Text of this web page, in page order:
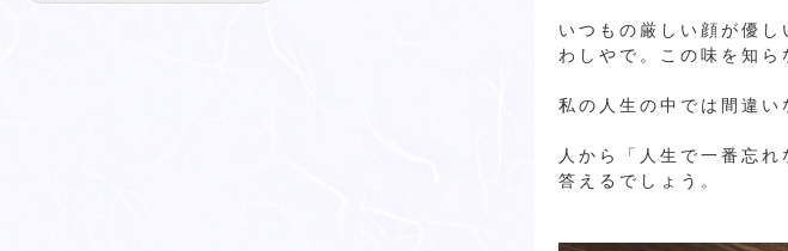
いつもの厳しい顔が優
わしやで。この味を知ら
私の人生の中では間違い
人から「人生で一番忘
答えるでしょう。